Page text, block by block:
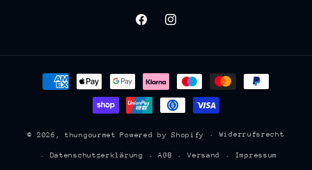
FacebookInstagram
Zahlungsmethoden
© 2026,thungourmet Powered by Shopify Widerrufsrecht
Datenschutzerklärung AGB Versand Impressum